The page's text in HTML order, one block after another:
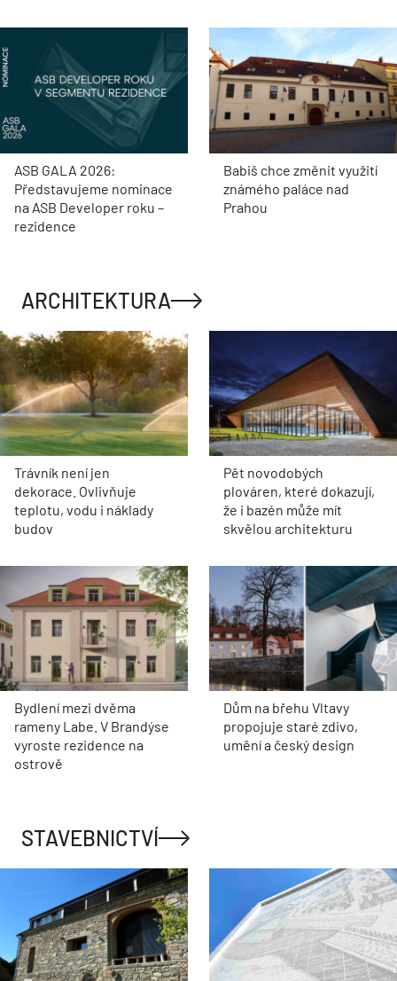
ASB GALA 2026:
Představujeme nominace
na ASB Developer roku –
rezidence
Babiš chce změnit využití
známého paláce nad
Prahou
ARCHITEKTURA
Trávník není jen
dekorace. Ovlivňuje
teplotu, vodu i náklady
budov
Pět novodobých
plováren, které dokazují,
že i bazén může mít
skvělou architekturu
Bydlení mezi dvěma
rameny Labe. V Brandýse
vyroste rezidence na
ostrově
Dům na břehu Vltavy
propojuje staré zdivo,
umění a český design
STAVEBNICTVÍ